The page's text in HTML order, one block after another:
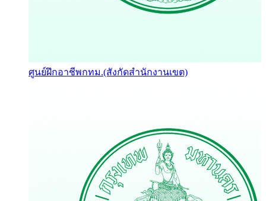
ศูนย์ฝึกอาชีพกทม.(สังกัดสำนักงานเขต)